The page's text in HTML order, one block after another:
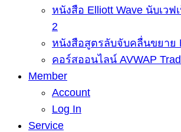
หนังสือ Elliott Wave นับเวฟ
2
หนังสือสูตรลับจับคลื่นขยาย
คอร์สออนไลน์ AVWAP
Member
Account
Log In
Service